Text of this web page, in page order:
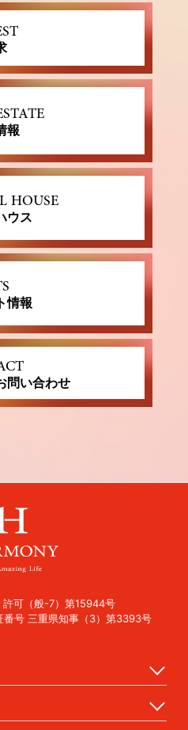
報
HOUSE
ウス
情報
問い合わせ
可（般-7）第15944号
号 三重県知事（3）第3393号